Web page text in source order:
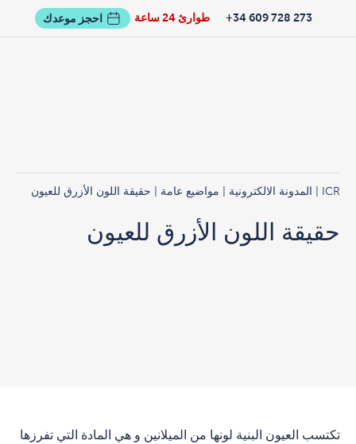
طوارئ 24 ساعة 273 728 609 34+ احجز موعدك
ICR المدونة الالكترونية مواضيع عامة | حقيقة اللون الأزرق للعيون
حقيقة اللون الأزرق للعيون
تكتسب العيون البنية لونها من الميلانين و هي المادة التي تفرزها